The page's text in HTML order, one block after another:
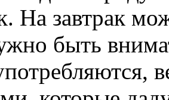
На завтрак
быть